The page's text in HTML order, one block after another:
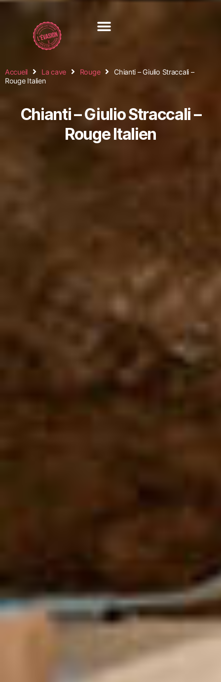
Accueil La cave Rouge
Chianti – Giulio Straccali –
Rouge Italien
Chianti – Giulio Straccali –
Rouge Italien